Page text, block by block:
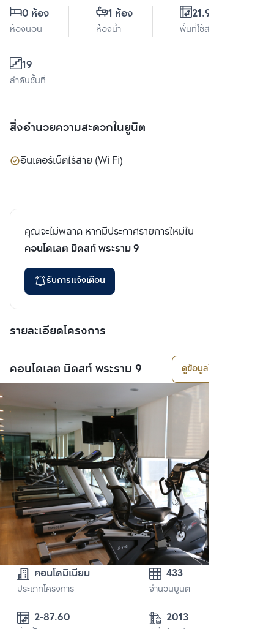
0 ห้อง
ห้องนอน
1 ห้อง
ห้องน้ำ
21.99 ตร.ม.
พื้นที่ใช้สอย
19
ลำดับชั้นที่
สิ่งอำนวยความสะดวกในยูนิต
อินเตอร์เน็ตไร้สาย (Wi Fi)
คุณจะไม่พลาด หากมีประกาศรายการใหม่ใน
คอนโดเลต มิดสท์ พระราม 9
รับการแจ้งเตือน
รายละเอียดโครงการ
คอนโดเลต มิดสท์ พระราม 9 ดูข้อมูลโครงการ
คอนโดมิเนียม
ประเภทโครงการ
433
จำนวนยูนิต
2013